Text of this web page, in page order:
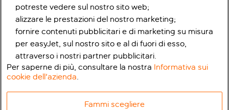
potreste vedere sul nostro sito web;
alizzare le prestazioni del nostro marketing;
fornire contenuti pubblicitari e di marketing su misura
per easyJet, sul nostro sito e al di fuori di esso,
attraverso i nostri partner pubblicitari.
Per saperne di più, consultare la nostra Informativa sui
cookie dell'azienda.
Fammi scegliere